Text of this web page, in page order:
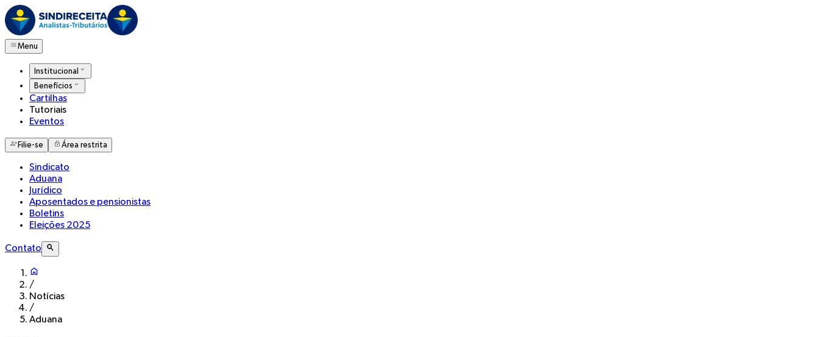
Menu
Institucional
Benefícios
Cartilhas
Tutoriais
Eventos
Filie-se Área restrita
Sindicato
Aduana
Jurídico
Aposentados e pensionistas
Boletins
Eleições 2025
Contato
/
Notícias
/
Aduana